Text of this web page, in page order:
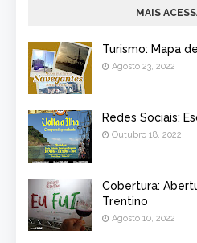
MAIS
Turismo: Mapa
Agosto 23, 2022
Redes Sociais:
Outubro 18, 2022
Cobertura:
Trentino
Agosto 10, 2022